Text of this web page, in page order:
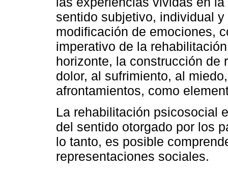
sentido subjetivo, individual
modificación de emociones,
imperativo de la
horizonte, la construcción de
dolor, al sufrimiento, al
afrontamientos, como
La rehabilitación psicosocial
del sentido otorgado por los
lo tanto, es posible
representaciones sociales.